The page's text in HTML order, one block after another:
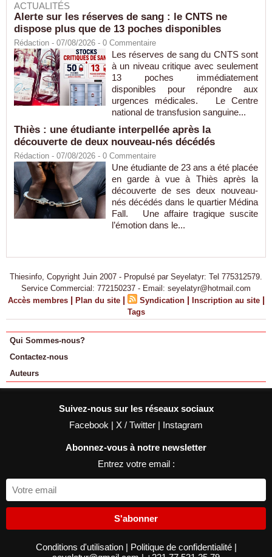
ACTUALITÉS
Alerte sur les réserves de sang : le CNTS ne
dispose plus que de 13 poches disponibles
Rédaction - 07/08/2026 - 0 Commentaire
Les réserves de sang du CNTS sont
à un niveau critique avec seulement
13 poches immédiatement
disponibles pour répondre aux
urgences médicales. Le Centre
national de transfusion sanguine...
Thiès : une étudiante interpellée après la
découverte de deux nouveau-nés décédés
Rédaction - 07/08/2026 - 0 Commentaire
Une étudiante de 23 ans a été placée
en garde à vue à Thiès après la
découverte de ses deux nouveau-
nés décédés dans le quartier Médina
Fall. Une affaire tragique suscite
l’émotion dans le...
Thiesinfo, Copyright Juin 2007 - Propulsé par Seyelatyr: Tel 775312579.
Service Commercial: 772150237 - Email: seyelatyr@hotmail.com
Accès membres | Plan du site | Syndication | Inscription au site |
Tags
Qui Sommes-nous?
Contactez-nous
Auteurs
Suivez-nous sur les réseaux sociaux
Facebook | X / Twitter | Instagram
Abonnez-vous à notre newsletter
Entrez votre email :
S'abonner
Conditions d'utilisation | Politique de confidentialité |